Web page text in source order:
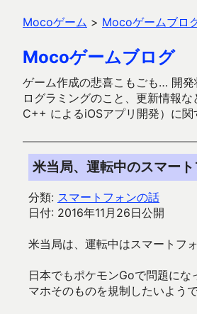
Mocoゲーム > Mocoゲームブロ
Mocoゲームブログ
ゲーム作成の悲喜こもごも… 開
ログラミングのこと、更新情報
C++ によるiOSアプリ開発）に関
米当局、運転中のスマー
分類: スマートフォンの話
日付: 2016年11月26日公開
米当局は、運転中はスマートフ
日本でもポケモンGoで問題に
マホそのものを規制したいようで